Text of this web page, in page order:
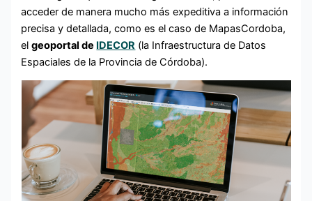
acceder de manera mucho más expeditiva a información
precisa y detallada, como es el caso de MapasCordoba,
elgeoportal de IDECOR (la Infraestructura de Datos
Espaciales de la Provincia de Córdoba).